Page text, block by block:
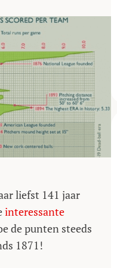
liefst 141 jaar
interessante
de punten steeds
1871!